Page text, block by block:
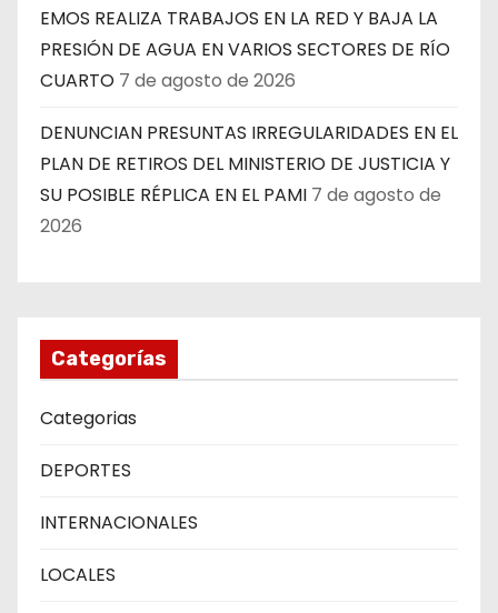
EMOS REALIZA TRABAJOS EN LA RED Y BAJA LA
PRESIÓN DE AGUA EN VARIOS SECTORES DE RÍO
CUARTO 7 de agosto de 2026
DENUNCIAN PRESUNTAS IRREGULARIDADES EN EL
PLAN DE RETIROS DEL MINISTERIO DE JUSTICIA Y
SU POSIBLE RÉPLICA EN EL PAMI 7 de agosto de
2026
Categorías
Categorias
DEPORTES
INTERNACIONALES
LOCALES